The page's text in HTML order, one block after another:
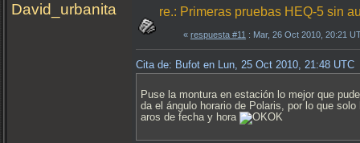
David_urbanita re.: Primeras pruebas HEQ-5 sin
« respuesta #11 : Mar, 26 Oct 2010, 20:21
Cita de: Bufot en Lun, 25 Oct 2010, 21:48 UTC
Puse la montura en estación lo mejor que
da el ángulo horario de Polaris, por lo que
aros de fecha y hora